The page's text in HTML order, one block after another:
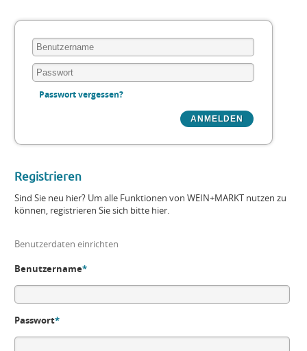
Passwort vergessen?
Registrieren
Sind Sie neu hier? Um alle Funktionen von WEIN+MARKT nutzen zu
können, registrieren Sie sich bitte hier.
Benutzerdaten einrichten
Benutzername*
Passwort*